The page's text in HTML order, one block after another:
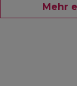
Mehr